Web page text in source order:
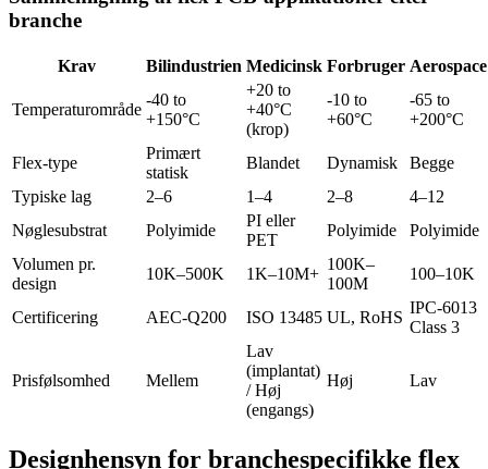
branche
Krav Bilindustrien Medicinsk Forbruger Aerospace
Temperaturområde
-40 to
+150°C
+20 to
+40°C
(krop)
-10 to
+60°C
-65 to
+200°C
Flex-type
Primært
statisk
Blandet Dynamisk
Begge
Typiske lag
2–6 1–4 2–8
4–12
Nøglesubstrat
Polyimide
PI eller
PET
Polyimide
Polyimide
Volumen pr.
design
10K–500K 1K–10M+
100K–
100M
100–10K
Certificering AEC-Q200 ISO 13485 UL, RoHS
IPC-6013
Class 3
Prisfølsomhed Mellem
Lav
(implantat)
/ Høj
(engangs)
Høj Lav
Designhensyn for branchespecifikke flex